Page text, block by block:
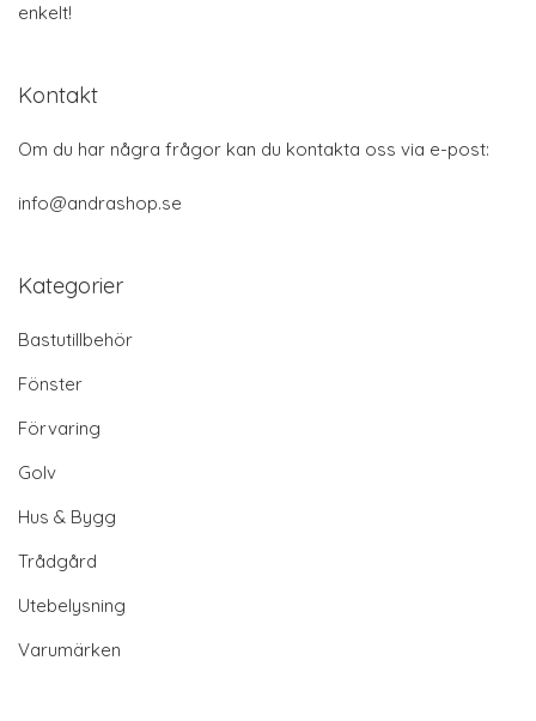
enkelt!
Kontakt
Om du har några frågor kan du kontakta oss via e-post:
info@andrashop.se
Kategorier
Bastutillbehör
Fönster
Förvaring
Golv
Hus & Bygg
Trådgård
Utebelysning
Varumärken